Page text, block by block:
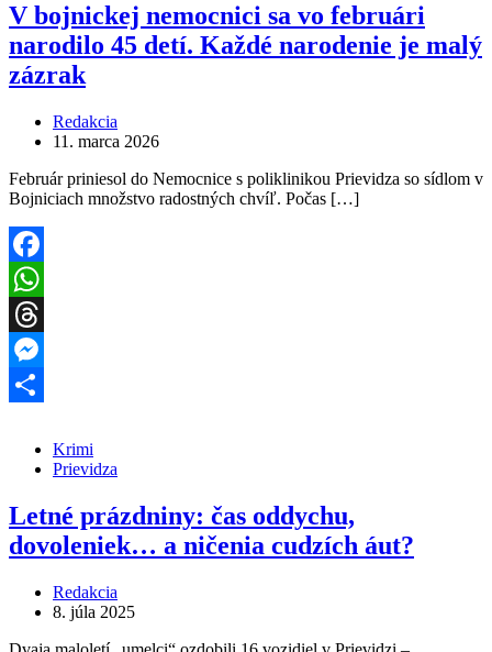
V bojnickej nemocnici sa vo februári
narodilo 45 detí. Každé narodenie je malý
zázrak
Redakcia
11. marca 2026
Február priniesol do Nemocnice s poliklinikou Prievidza so sídlom v
Bojniciach množstvo radostných chvíľ. Počas […]
Facebook
WhatsApp
Threads
Messenger
Krimi
Prievidza
Letné prázdniny: čas oddychu,
dovoleniek… a ničenia cudzích áut?
Redakcia
8. júla 2025